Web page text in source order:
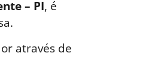
– PI, é
através de